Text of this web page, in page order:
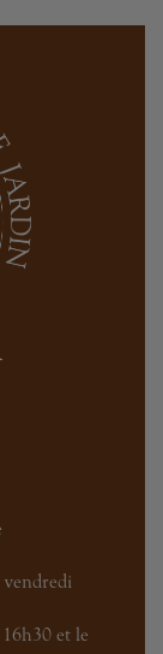
vendredi
et le